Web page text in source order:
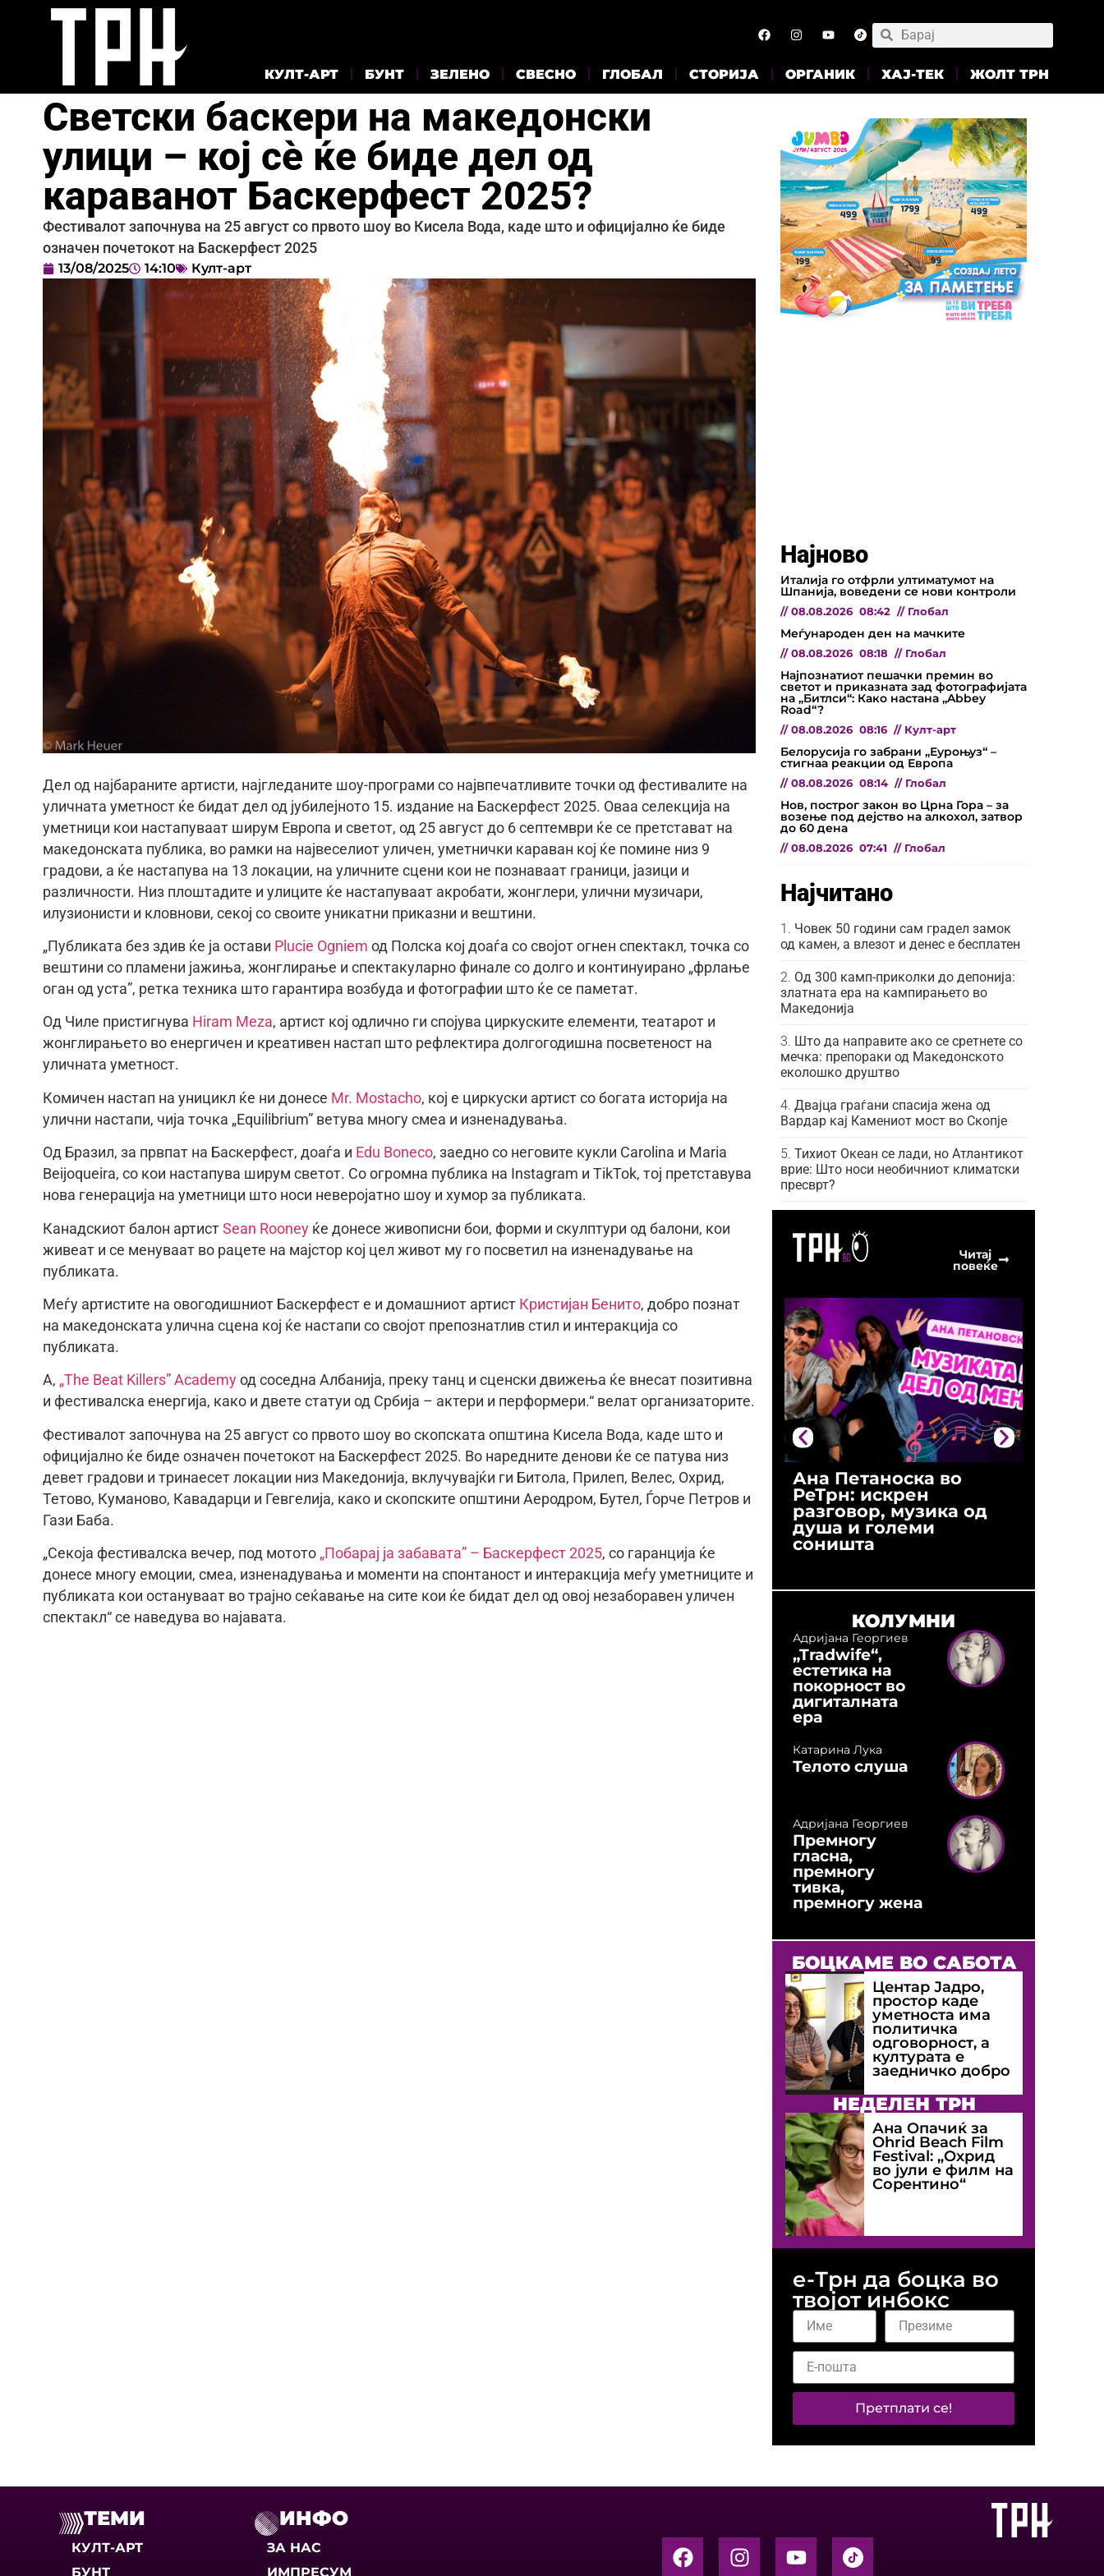
КУЛТ-АРТ БУНТ ЗЕЛЕНО СВЕСНО ГЛОБАЛ СТОРИЈА ОРГАНИК ХАЈ-ТЕК ЖОЛТ ТРН
Светски баскери на македонски
улици – кој сè ќе биде дел од
караванот Баскерфест 2025?
Фестивалот започнува на 25 август со првото шоу во Кисела Вода, каде што и официјално ќе биде
означен почетокот на Баскерфест 2025
13/08/2025 14:10 Култ-арт
Дел од најбараните артисти, најгледаните шоу-програми со највпечатливите точки од фестивалите на
уличната уметност ќе бидат дел од јубилејното 15. издание на Баскерфест 2025. Оваа селекција на
уметници кои настапуваат ширум Европа и светот, од 25 август до 6 септември ќе се претстават на
македонската публика, во рамки на највеселиот уличен, уметнички караван кој ќе помине низ 9
градови, а ќе настапува на 13 локации, на уличните сцени кои не познаваат граници, јазици и
различности. Низ плоштадите и улиците ќе настапуваат акробати, жонглери, улични музичари,
илузионисти и кловнови, секој со своите уникатни приказни и вештини.
„Публиката без здив ќе ја остави Plucie Ogniem од Полска кој доаѓа со својот огнен спектакл, точка со
вештини со пламени јажиња, жонглирање и спектакуларно финале со долго и континуирано „фрлање
оган од уста”, ретка техника што гарантира возбуда и фотографии што ќе се паметат.
Од Чиле пристигнува Hiram Meza, артист кој одлично ги спојува циркуските елементи, театарот и
жонглирањето во енергичен и креативен настап што рефлектира долгогодишна посветеност на
уличната уметност.
Комичен настап на уницикл ќе ни донесе Mr. Mostacho, кој е циркуски артист со богата историја на
улични настапи, чија точка „Equilibrium” ветува многу смеа и изненадувања.
Од Бразил, за првпат на Баскерфест, доаѓа и Edu Boneco, заедно со неговите кукли Carolina и Maria
Beijoqueira, со кои настапува ширум светот. Со огромна публика на Instagram и TikTok, тој претставува
нова генерација на уметници што носи неверојатно шоу и хумор за публиката.
Канадскиот балон артист Sean Rooney ќе донесе живописни бои, форми и скулптури од балони, кои
живеат и се менуваат во рацете на мајстор кој цел живот му го посветил на изненадување на
публиката.
Меѓу артистите на овогодишниот Баскерфест е и домашниот артист Кристијан Бенито, добро познат
на македонската улична сцена кој ќе настапи со својот препознатлив стил и интеракција со
публиката.
А, „The Beat Killers” Academy од соседна Албанија, преку танц и сценски движења ќе внесат позитивна
и фестивалска енергија, како и двете статуи од Србија – актери и перформери.“ велат организаторите.
Фестивалот започнува на 25 август со првото шоу во скопската општина Кисела Вода, каде што и
официјално ќе биде означен почетокот на Баскерфест 2025. Во наредните денови ќе се патува низ
девет градови и тринаесет локации низ Македонија, вклучувајќи ги Битола, Прилеп, Велес, Охрид,
Тетово, Куманово, Кавадарци и Гевгелија, како и скопските општини Аеродром, Бутел, Ѓорче Петров и
Гази Баба.
„Секоја фестивалска вечер, под мотото „Побарај ја забавата” – Баскерфест 2025, со гаранција ќе
донесе многу емоции, смеа, изненадувања и моменти на спонтаност и интеракција меѓу уметниците и
публиката кои остануваат во трајно сеќавање на сите кои ќе бидат дел од овој незаборавен уличен
спектакл“ се наведува во најавата.
Најново
Италија го отфрли ултиматумот на
Шпанија, воведени се нови контроли
// 08.08.2026 08:42 // Глобал
Меѓународен ден на мачките
// 08.08.2026 08:18 // Глобал
Најпознатиот пешачки премин во
светот и приказната зад фотографијата
на „Битлси“: Како настана „Abbey
Road“?
// 08.08.2026 08:16 // Култ-арт
Белорусија го забрани „Еуроњуз“ –
стигнаа реакции од Европа
// 08.08.2026 08:14 // Глобал
Нов, построг закон во Црна Гора – за
возење под дејство на алкохол, затвор
до 60 дена
// 08.08.2026 07:41 // Глобал
Најчитано
Човек 50 години сам градел замок
од камен, а влезот и денес е бесплатен
Од 300 камп-приколки до депонија:
златната ера на кампирањето во
Македонија
Што да направите ако се сретнете со
мечка: препораки од Македонското
еколошко друштво
Двајца граѓани спасија жена од
Вардар кај Камениот мост во Скопје
Тихиот Океан се лади, но Атлантикот
врие: Што носи необичниот климатски
пресврт?
Читај
повеќе
Ана Петаноска во
РеТрн: искрен
разговор, музика од
душа и големи
соништа
КОЛУМНИ
Адријана Георгиев
„Tradwife“,
естетика на
покорност во
дигиталната
ера
Катарина Лука
Телото слуша
Адријана Георгиев
Премногу
гласна,
премногу
тивка,
премногу жена
БОЦКАМЕ ВО САБОТА
Центар Јадро,
простор каде
уметноста има
политичка
одговорност, а
културата е
заедничко добро
НЕДЕЛЕН ТРН
Ана Опачиќ за
Оhrid Beach Film
Festival: „Охрид
во јули е филм на
Сорентино“
е-Трн да боцка во
твојот инбокс
Претплати се!
ТЕМИ
КУЛТ-АРТ
БУНТ
ИНФО
ЗА НАС
ИМПРЕСУМ